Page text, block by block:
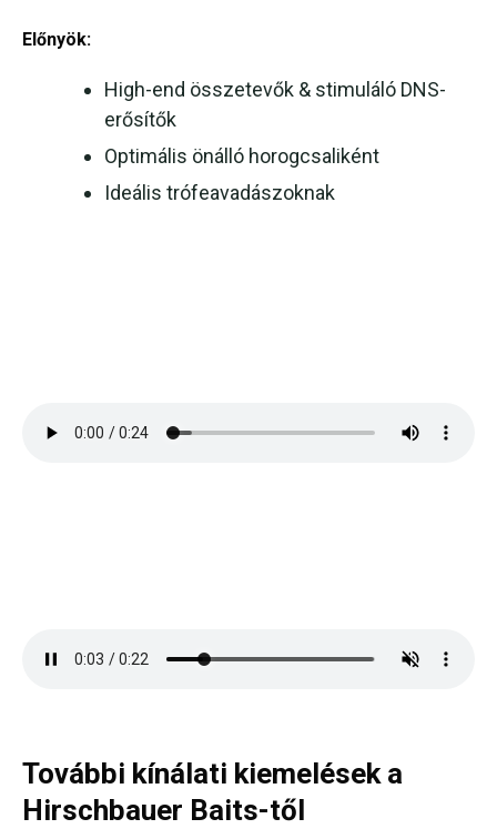
Előnyök:
High-end összetevők & stimuláló DNS-
erősítők
Optimális önálló horogcsaliként
Ideális trófeavadászoknak
További kínálati kiemelések a
Hirschbauer Baits-től